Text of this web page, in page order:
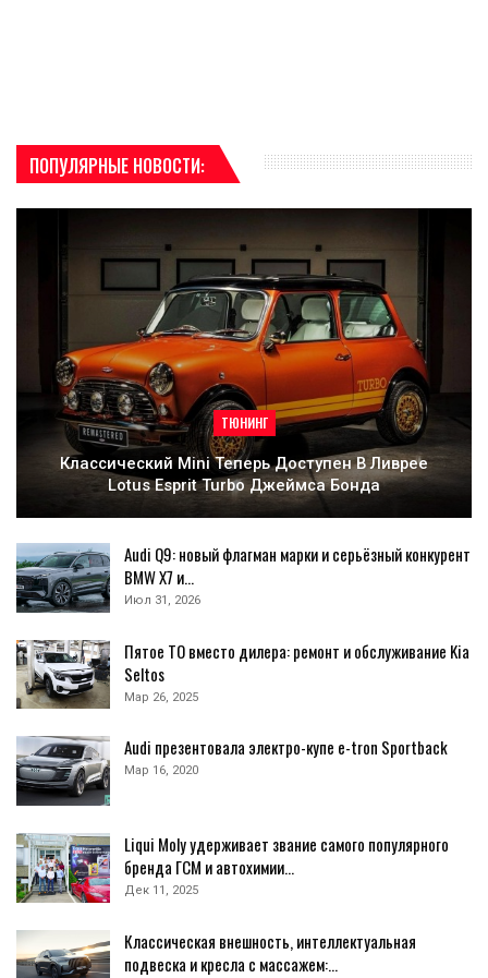
ПОПУЛЯРНЫЕ НОВОСТИ:
ТЮНИНГ
Классический Mini Теперь Доступен В Ливрее
Lotus Esprit Turbo Джеймса Бонда
Audi Q9: новый флагман марки и серьёзный конкурент
BMW X7 и…
Июл 31, 2026
Пятое ТО вместо дилера: ремонт и обслуживание Kia
Seltos
Мар 26, 2025
Audi презентовала электро-купе e-tron Sportback
Мар 16, 2020
Liqui Moly удерживает звание самого популярного
бренда ГСМ и автохимии…
Дек 11, 2025
Классическая внешность, интеллектуальная
подвеска и кресла с массажем:…